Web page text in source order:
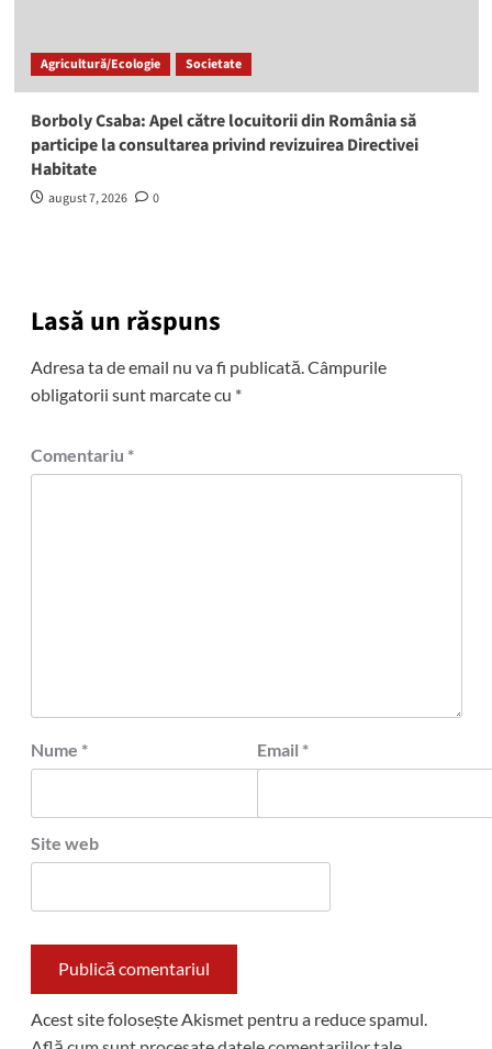
Agricultură/Ecologie Societate
Borboly Csaba: Apel către locuitorii din România să
participe la consultarea privind revizuirea Directivei
Habitate
august 7, 2026 0
Lasă un răspuns
Adresa ta de email nu va fi publicată. Câmpurile
obligatorii sunt marcate cu *
Comentariu *
Nume * Email *
Site web
Acest site folosește Akismet pentru a reduce spamul.